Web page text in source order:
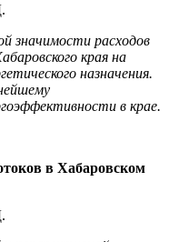
значимости расходов
края на
назначения.
в крае.
в Хабаровском